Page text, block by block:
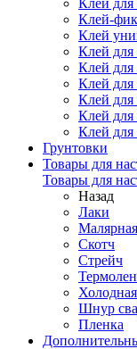
Клей
Клей-
Клей
Клей для
Клей
Клей для
Клей
Клей для
Клей
Грунтовки
Товары для
Товары для
Назад
Лаки
Скотч
Стрейч
Шнур
Пленка